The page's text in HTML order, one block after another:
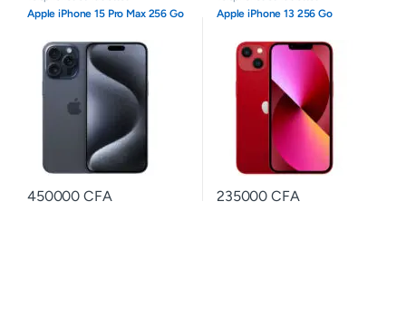
Apple iPhone 15 Pro Max 256 Go
450000CFA
Apple iPhone 13 256 Go
235000CFA